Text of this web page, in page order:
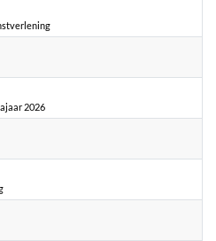
2026